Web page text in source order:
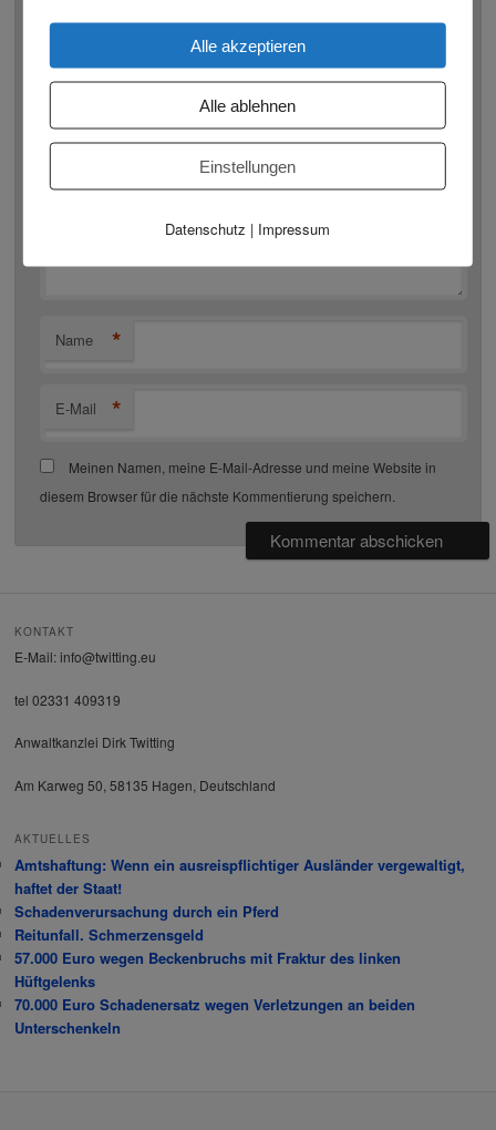
Name *
E-Mail *
Meinen Namen, meine E-Mail-Adresse und meine Website in
diesem Browser für die nächste Kommentierung speichern.
KONTAKT
E-Mail: info@twitting.eu
tel 02331 409319
Anwaltkanzlei Dirk Twitting
Am Karweg 50, 58135 Hagen, Deutschland
AKTUELLES
Amtshaftung: Wenn ein ausreispflichtiger Ausländer vergewaltigt,
haftet der Staat!
Schadenverursachung durch ein Pferd
Reitunfall. Schmerzensgeld
57.000 Euro wegen Beckenbruchs mit Fraktur des linken
Hüftgelenks
70.000 Euro Schadenersatz wegen Verletzungen an beiden
Unterschenkeln
Alle akzeptieren
Alle ablehnen
Einstellungen
Datenschutz | Impressum